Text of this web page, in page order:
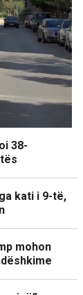
38-
kati i 9-të,
mohon